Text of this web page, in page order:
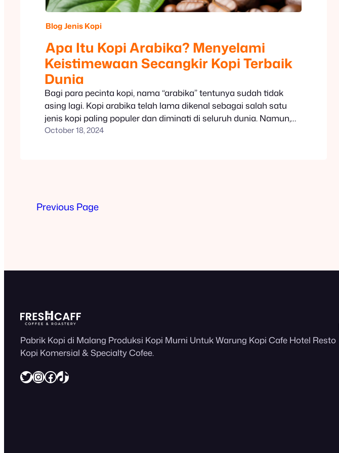
BlogJenis Kopi
Apa Itu Kopi Arabika? Menyelami
Keistimewaan Secangkir Kopi Terbaik
Dunia
Bagi para pecinta kopi, nama “arabika” tentunya sudah tidak
asing lagi. Kopi arabika telah lama dikenal sebagai salah satu
jenis kopi paling populer dan diminati di seluruh dunia. Namun,
tahukah kamu apa sebenarnya yang membuat kopi arabika
October 18, 2024
Previous Page
Pabrik Kopi di Malang Produksi Kopi Murni Untuk Warung Kopi Cafe Hotel Resto
Kopi Komersial & Specialty Cofee.
Twitter InstagramFacebook https://www.tiktok.com/@freshcaff